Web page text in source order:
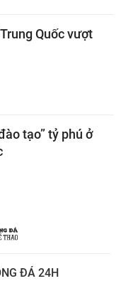
Quốc vượt
tạo” tỷ phú ở
ĐÁ 24H